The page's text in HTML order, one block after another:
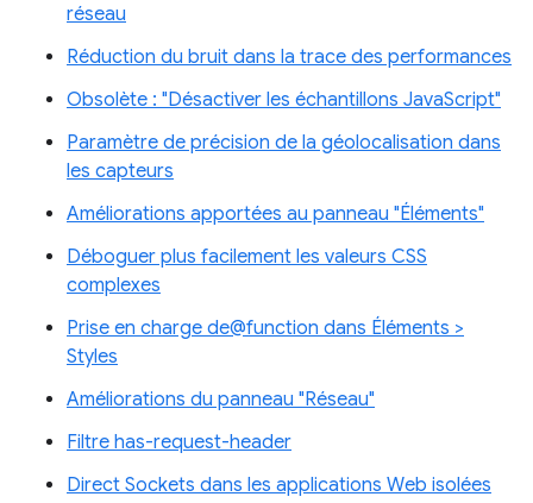
réseau
Réduction du bruit dans la trace des performances
Obsolète : "Désactiver les échantillons JavaScript"
Paramètre de précision de la géolocalisation dans
les capteurs
Améliorations apportées au panneau "Éléments"
Déboguer plus facilement les valeurs CSS
complexes
Prise en charge de@function dans Éléments >
Styles
Améliorations du panneau "Réseau"
Filtre has-request-header
Direct Sockets dans les applications Web isolées